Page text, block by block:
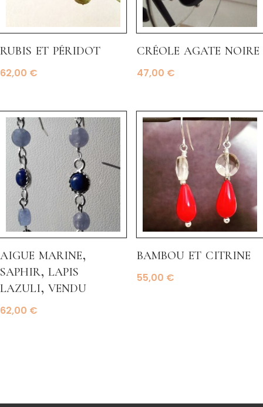
rubis et péridot
62,00 €
créole agate noire
47,00 €
aigue marine,
saphir, lapis
lazuli, vendu
62,00 €
bambou et citrine
55,00 €